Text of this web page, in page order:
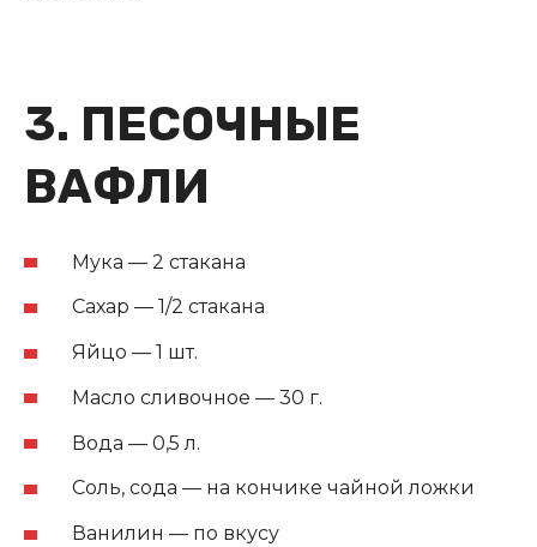
3. ПЕСОЧНЫЕ
ВАФЛИ
Мука — 2 стакана
Сахар — 1/2 стакана
Яйцо — 1 шт.
Масло сливочное — 30 г.
Вода — 0,5 л.
Соль, сода — на кончике чайной ложки
Ванилин — по вкусу